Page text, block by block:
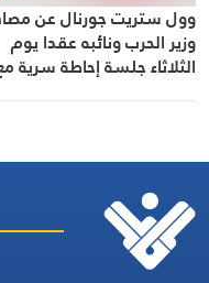
وول ستريت جورنال عن
وزير الحرب ونائبه عقدا يوم
الثلاثاء جلسة إحاطة سرية